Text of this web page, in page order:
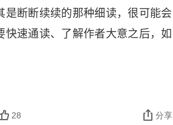
断断续续的那种细读，很可能会
速通读、了解作者大意之后，如
28 分享